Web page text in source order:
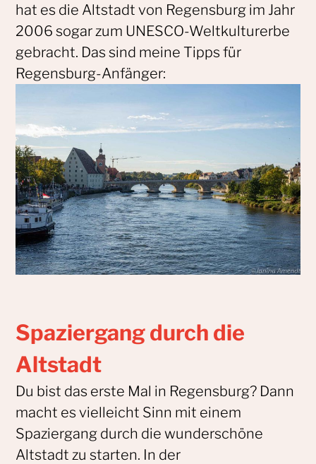
hat es die Altstadt von Regensburg im Jahr
2006 sogar zum UNESCO-Weltkulturerbe
gebracht. Das sind meine Tipps für
Regensburg-Anfänger:
Spaziergang durch die
Altstadt
Du bist das erste Mal in Regensburg? Dann
macht es vielleicht Sinn mit einem
Spaziergang durch die wunderschöne
Altstadt zu starten. In der